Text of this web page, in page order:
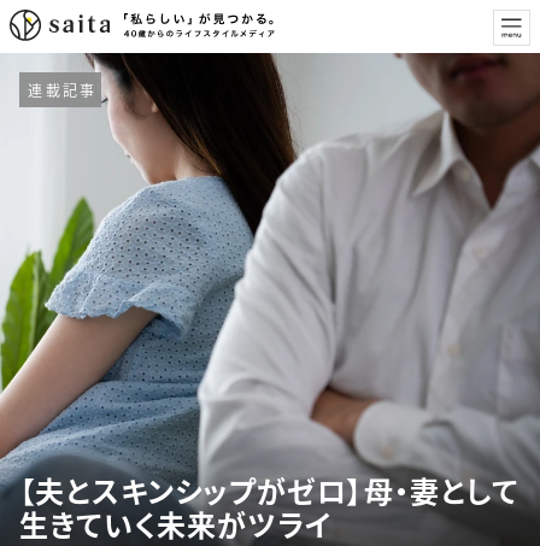
連載記事
【夫とスキンシップがゼロ】母・妻として
生きていく未来がツライ